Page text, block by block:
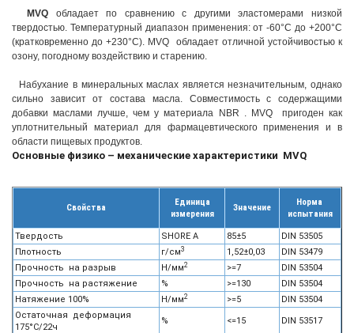
MVQ обладает по сравнению с другими эластомерами низкой
твердостью. Температурный диапазон применения: от -60°С до +200°С
(кратковременно до +230°С). MVQ обладает отличной устойчивостью к
озону, погодному воздействию и старению.
Набухание в минеральных маслах является незначительным, однако
сильно зависит от состава масла. Совместимость с содержащими
добавки маслами лучше, чем у материала NBR . MVQ пригоден как
уплотнительный материал для фармацевтического применения и в
области пищевых продуктов.
Основные физико – механические характеристики MVQ
Свойства
Единица
измерения
Значение
Норма
испытания
Твердость SHORE A 85±5
DIN 53505
Плотность
г/см3 1,52±0,03
DIN 53479
Прочность на разрыв
Н/мм2 >=7
DIN 53504
Прочность на растяжение
% >=130
DIN 53504
Натяжение 100%
Н/мм2 >=5
DIN 53504
Остаточная деформация
175°С/22ч
% <=15 DIN 53517